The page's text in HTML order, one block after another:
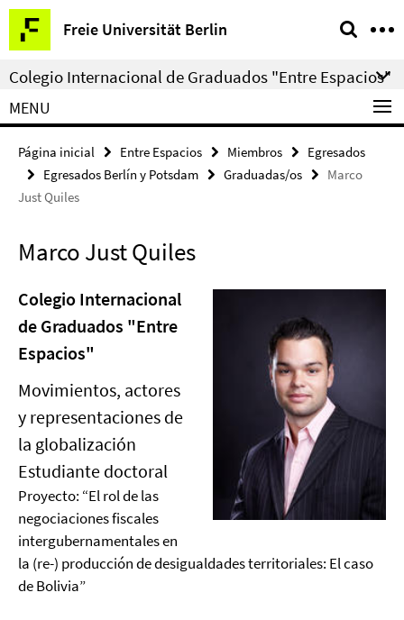
Springe
direkt
zu
Inhalt
Freie Universität Berlin
Herramientas
de
navegación
Colegio Internacional de Graduados "Entre Espacios"
MENU
Página inicial Entre Espacios Miembros
Egresados
Egresados Berlín y Potsdam
Graduadas/os
Marco
Just Quiles
Marco Just Quiles
Colegio Internacional
de Graduados "Entre
Espacios"
Movimientos, actores
y representaciones de
la globalización
Estudiante doctoral
Proyecto: “El rol de las
negociaciones fiscales
intergubernamentales en
la (re-) producción de desigualdades territoriales: El caso
de Bolivia”